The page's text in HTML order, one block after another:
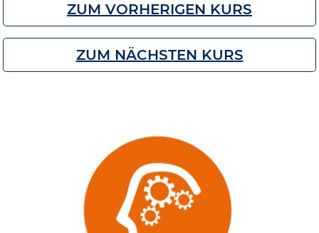
ZUM VORHERIGEN KURS
ZUM NÄCHSTEN KURS